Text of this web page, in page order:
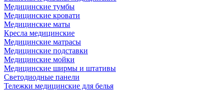
Медицинские тумбы
Медицинские кровати
Медицинские маты
Кресла медицинские
Медицинские матрасы
Медицинские подставки
Медицинские мойки
Медицинские ширмы и штативы
Светодиодные панели
Тележки медицинские для белья